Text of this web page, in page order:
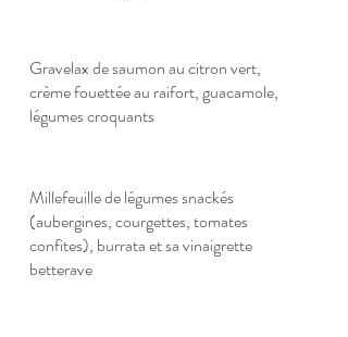
Gravelax de saumon au citron vert,
crème fouettée au raifort, guacamole,
légumes croquants
Millefeuille de légumes snackés
(aubergines, courgettes, tomates
confites), burrata et sa vinaigrette
betterave